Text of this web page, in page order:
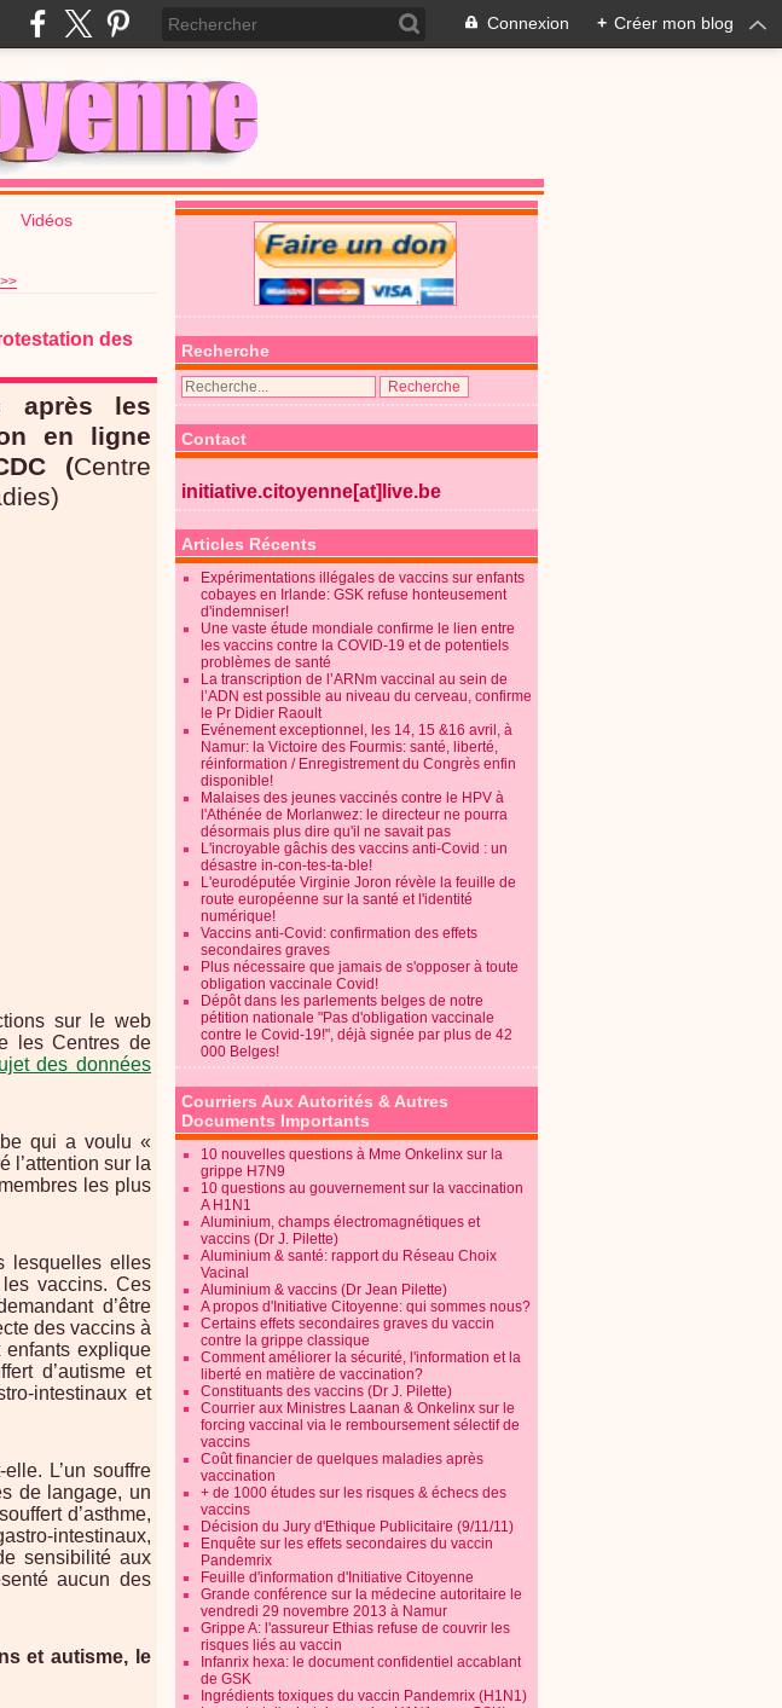
Connexion + Créer mon blog
Vidéos
des
après les
en ligne
(Centre
sur le web
les Centres de
des données
qui a voulu «
l’attention sur la
les plus
lesquelles elles
vaccins. Ces
d’être
des vaccins à
enfants explique
d’autisme et
intestinaux et
L’un souffre
de langage, un
d’asthme,
intestinaux,
sensibilité aux
aucun des
et autisme, le
Recherche
Contact
initiative.citoyenne[at]live.be
Articles Récents
Expérimentations illégales de vaccins sur enfants
cobayes en Irlande: GSK refuse honteusement
d'indemniser!
Une vaste étude mondiale confirme le lien entre
les vaccins contre la COVID-19 et de potentiels
problèmes de santé
La transcription de l’ARNm vaccinal au sein de
l’ADN est possible au niveau du cerveau, confirme
le Pr Didier Raoult
Evénement exceptionnel, les 14, 15 &16 avril, à
Namur: la Victoire des Fourmis: santé, liberté,
réinformation / Enregistrement du Congrès enfin
disponible!
Malaises des jeunes vaccinés contre le HPV à
l'Athénée de Morlanwez: le directeur ne pourra
désormais plus dire qu'il ne savait pas
L'incroyable gâchis des vaccins anti-Covid : un
désastre in-con-tes-ta-ble!
L'eurodéputée Virginie Joron révèle la feuille de
route européenne sur la santé et l'identité
numérique!
Vaccins anti-Covid: confirmation des effets
secondaires graves
Plus nécessaire que jamais de s'opposer à toute
obligation vaccinale Covid!
Dépôt dans les parlements belges de notre
pétition nationale "Pas d'obligation vaccinale
contre le Covid-19!", déjà signée par plus de 42
000 Belges!
Courriers Aux Autorités & Autres
Documents Importants
10 nouvelles questions à Mme Onkelinx sur la
grippe H7N9
10 questions au gouvernement sur la vaccination
A H1N1
Aluminium, champs électromagnétiques et
vaccins (Dr J. Pilette)
Aluminium & santé: rapport du Réseau Choix
Vacinal
Aluminium & vaccins (Dr Jean Pilette)
A propos d'Initiative Citoyenne: qui sommes nous?
Certains effets secondaires graves du vaccin
contre la grippe classique
Comment améliorer la sécurité, l'information et la
liberté en matière de vaccination?
Constituants des vaccins (Dr J. Pilette)
Courrier aux Ministres Laanan & Onkelinx sur le
forcing vaccinal via le remboursement sélectif de
vaccins
Coût financier de quelques maladies après
vaccination
+ de 1000 études sur les risques & échecs des
vaccins
Décision du Jury d'Ethique Publicitaire (9/11/11)
Enquête sur les effets secondaires du vaccin
Pandemrix
Feuille d'information d'Initiative Citoyenne
Grande conférence sur la médecine autoritaire le
vendredi 29 novembre 2013 à Namur
Grippe A: l'assureur Ethias refuse de couvrir les
risques liés au vaccin
Infanrix hexa: le document confidentiel accablant
de GSK
Ingrédients toxiques du vaccin Pandemrix (H1N1)